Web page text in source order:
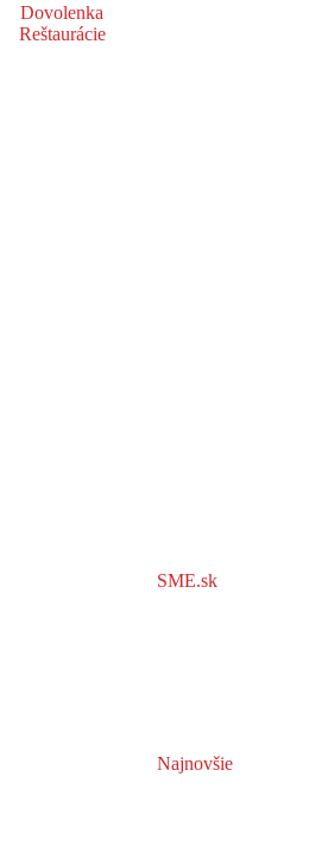
Dovolenka
Reštaurácie
SME.sk
Najnovšie